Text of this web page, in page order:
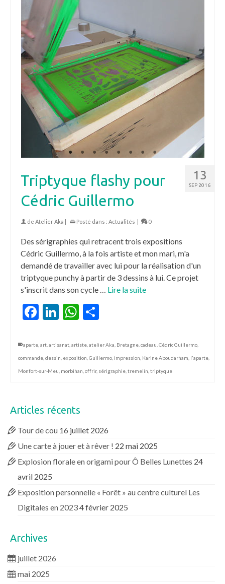
13
SEP 2016
Triptyque flashy pour
Cédric Guillermo
de Atelier Aka | Posté dans : Actualités | 0
Des sérigraphies qui retracent trois expositions
Cédric Guillermo, à la fois artiste et mon mari, m'a
demandé de travailler avec lui pour la réalisation d'un
triptyque punchy à partir de 3 dessins à lui. Ce projet
s'inscrit dans son cycle … Lire la suite
Facebook
LinkedIn
WhatsApp
aparte art artisanat artiste atelier Aka Bretagne cadeau Cédric Guillermo
commande dessin exposition Guillermo impression Karine Aboudarham l'aparte
Monfort-sur-Meu morbihan offrir, sérigraphie tremelin triptyque
Articles récents
Tour de cou 16 juillet 2026
Une carte à jouer et à rêver ! 22 mai 2025
Explosion florale en origami pour Ô Belles Lunettes 24
avril 2025
Exposition personnelle « Forêt » au centre culturel Les
Digitales en 20234 février 2025
Archives
juillet 2026
mai 2025